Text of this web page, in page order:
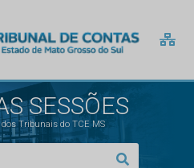
SESSÕES
dos Tribunais do TCE MS